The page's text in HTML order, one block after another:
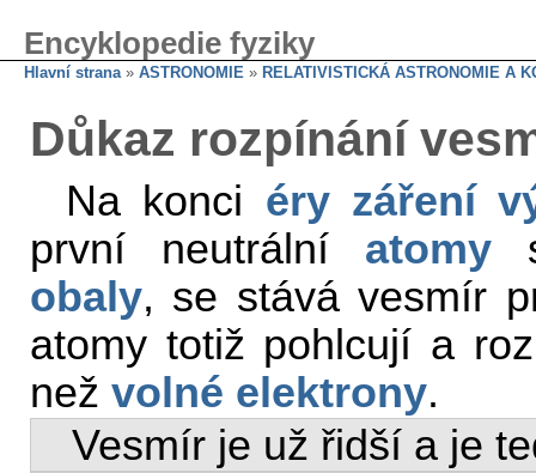
Encyklopedie fyziky
Hlavní strana» ASTRONOMIE » RELATIVISTICKÁ ASTRONOMIE A
Důkaz rozpínání
Na konci éry záření
první neutrální atomy
obaly, se stává vesmír
atomy totiž pohlcují a
než volné elektrony.
Vesmír je už řidší a je